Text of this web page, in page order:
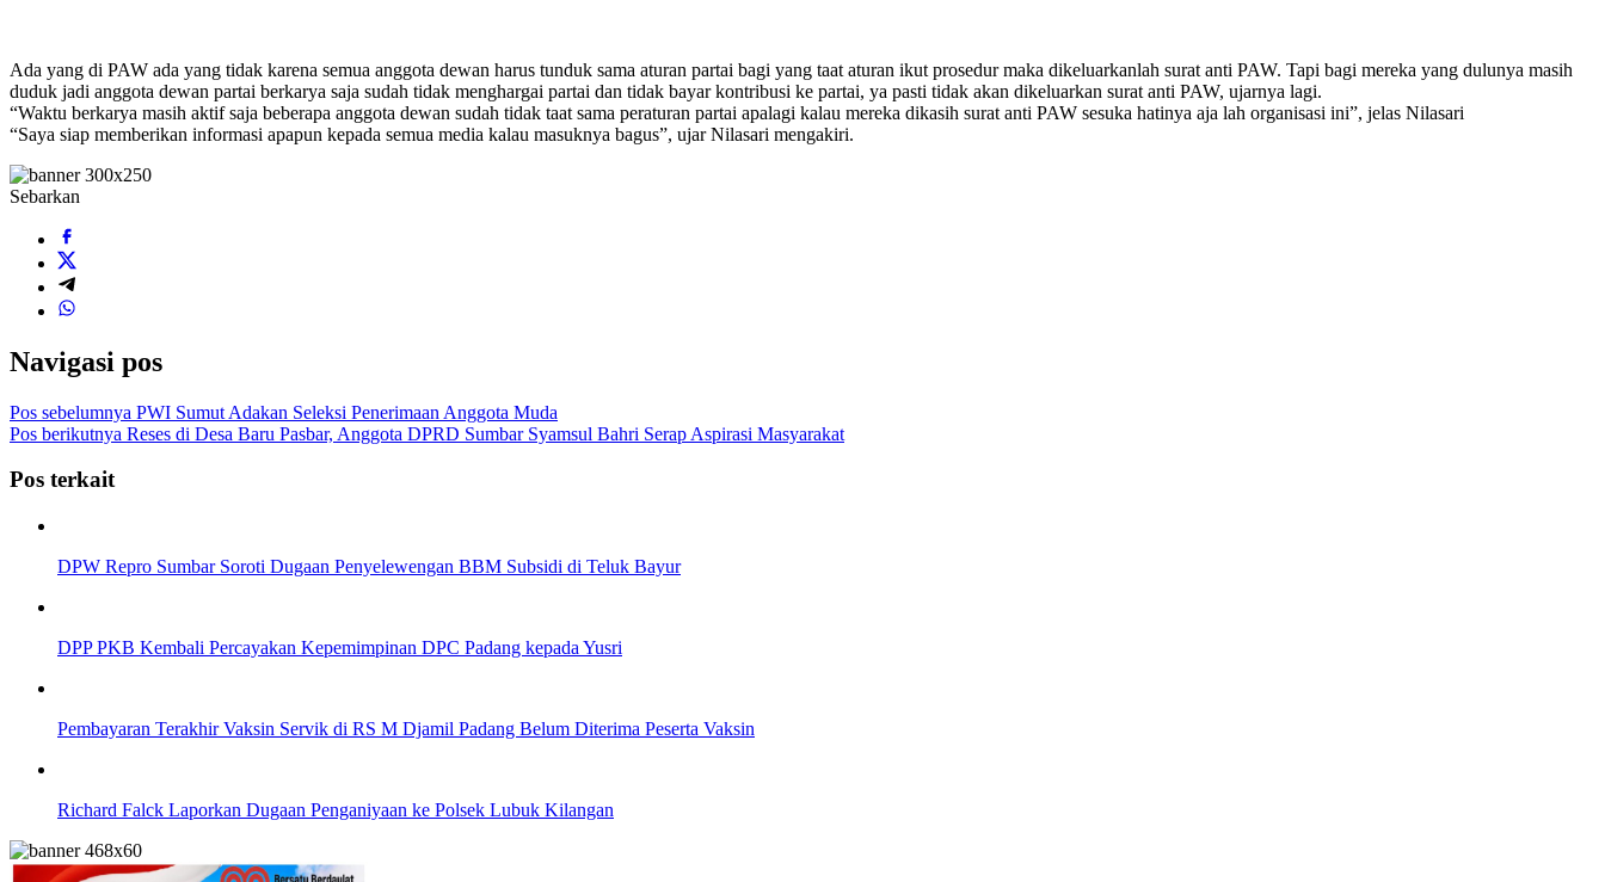
Ada yang di PAW ada yang tidak karena semua anggota dewan harus tunduk sama aturan partai bagi yang taat aturan ikut prosedur maka dikeluarkanlah surat anti PAW. Tapi bagi mereka yang dulunya masih
duduk jadi anggota dewan partai berkarya saja sudah tidak menghargai partai dan tidak bayar kontribusi ke partai, ya pasti tidak akan dikeluarkan surat anti PAW, ujarnya lagi.
“Waktu berkarya masih aktif saja beberapa anggota dewan sudah tidak taat sama peraturan partai apalagi kalau mereka dikasih surat anti PAW sesuka hatinya aja lah organisasi ini”, jelas Nilasari
“Saya siap memberikan informasi apapun kepada semua media kalau masuknya bagus”, ujar Nilasari mengakiri.
Sebarkan
Navigasi pos
Pos sebelumnya PWI Sumut Adakan Seleksi Penerimaan Anggota Muda
Pos berikutnya Reses di Desa Baru Pasbar, Anggota DPRD Sumbar Syamsul Bahri Serap Aspirasi Masyarakat
Pos terkait
DPW Repro Sumbar Soroti Dugaan Penyelewengan BBM Subsidi di Teluk Bayur
DPP PKB Kembali Percayakan Kepemimpinan DPC Padang kepada Yusri
Pembayaran Terakhir Vaksin Servik di RS M Djamil Padang Belum Diterima Peserta Vaksin
Richard Falck Laporkan Dugaan Penganiyaan ke Polsek Lubuk Kilangan